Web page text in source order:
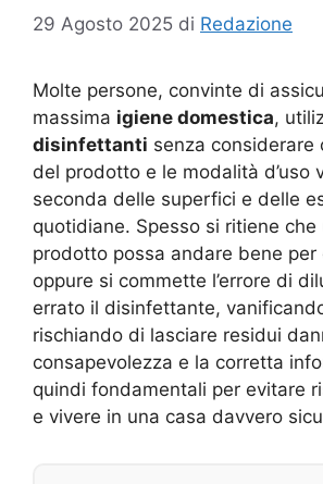
29 Agosto 2025 di Redazione
Molte persone, convinte di
massima igiene domestica,
disinfettanti senza considerare
del prodotto e le modalità d’uso
seconda delle superfici e delle
quotidiane. Spesso si ritiene che
prodotto possa andare bene per
oppure si commette l’errore di
errato il disinfettante,
rischiando di lasciare residui
consapevolezza e la corretta
quindi fondamentali per evitare
e vivere in una casa davvero